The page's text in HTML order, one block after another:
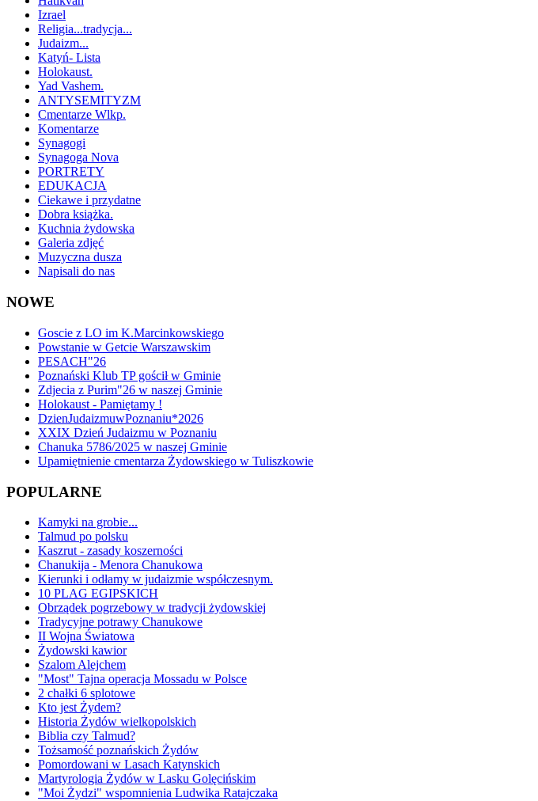
Izrael
Religia...tradycja...
Judaizm...
Katyń- Lista
Holokaust.
Yad Vashem.
ANTYSEMITYZM
Cmentarze Wlkp.
Komentarze
Synagogi
Synagoga Nova
PORTRETY
EDUKACJA
Ciekawe i przydatne
Dobra książka.
Kuchnia żydowska
Galeria zdjęć
Muzyczna dusza
Napisali do nas
NOWE
Goscie z LO im K.Marcinkowskiego
Powstanie w Getcie Warszawskim
PESACH"26
Poznański Klub TP gościł w Gminie
Zdjecia z Purim"26 w naszej Gminie
Holokaust - Pamiętamy !
DzienJudaizmuwPoznaniu*2026
XXIX Dzień Judaizmu w Poznaniu
Chanuka 5786/2025 w naszej Gminie
Upamiętnienie cmentarza Żydowskiego w Tuliszkowie
POPULARNE
Kamyki na grobie...
Talmud po polsku
Kaszrut - zasady koszerności
Chanukija - Menora Chanukowa
Kierunki i odłamy w judaizmie współczesnym.
10 PLAG EGIPSKICH
Obrządek pogrzebowy w tradycji żydowskiej
Tradycyjne potrawy Chanukowe
II Wojna Światowa
Żydowski kawior
Szalom Alejchem
"Most" Tajna operacja Mossadu w Polsce
2 chałki 6 splotowe
Kto jest Żydem?
Historia Żydów wielkopolskich
Biblia czy Talmud?
Tożsamość poznańskich Żydów
Pomordowani w Lasach Katynskich
Martyrologia Żydów w Lasku Golęcińskim
"Moi Żydzi" wspomnienia Ludwika Ratajczaka